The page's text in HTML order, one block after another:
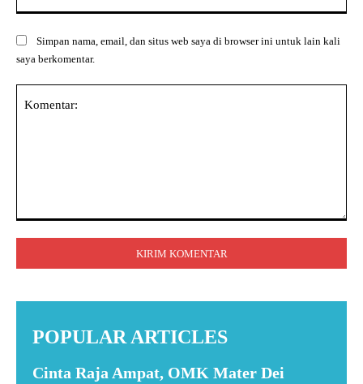
Simpan nama, email, dan situs web saya di browser ini untuk lain kali
saya berkomentar.
POPULAR ARTICLES
Cinta Raja Ampat, OMK Mater Dei